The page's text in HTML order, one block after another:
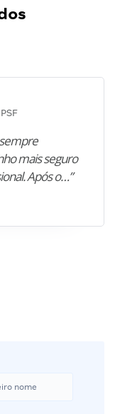
sempre
mais seguro
Após o…”